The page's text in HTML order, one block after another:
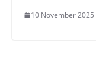
10 November 2025